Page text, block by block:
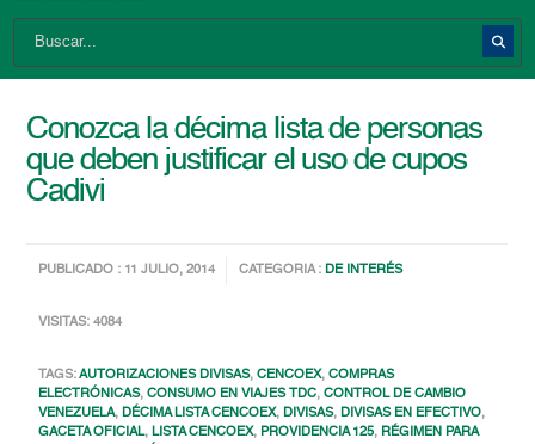
Conozca la décima lista de personas
que deben justificar el uso de cupos
Cadivi
PUBLICADO : 11 JULIO, 2014 CATEGORIA :DE INTERÉS
VISITAS: 4084
TAGS:AUTORIZACIONES DIVISAS,CENCOEX,COMPRAS
ELECTRÓNICAS,CONSUMO EN VIAJES TDC,CONTROL DE CAMBIO
VENEZUELA,DÉCIMA LISTA CENCOEX,DIVISAS,DIVISAS EN EFECTIVO,
GACETA OFICIAL,LISTA CENCOEX, PROVIDENCIA 125, RÉGIMEN PARA